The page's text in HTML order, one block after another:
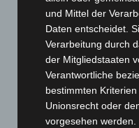
Mai 2026 (99)
April 2026(99)
März 2026(115)
Februar 2026(109)
Januar 2026(122)
Dezember 2025(103)
und Mittel der
Daten entscheidet.
Verarbeitung durch
der Mitgliedstaaten
Verantwortliche
bestimmten
Unionsrecht oder
vorgesehen werden.